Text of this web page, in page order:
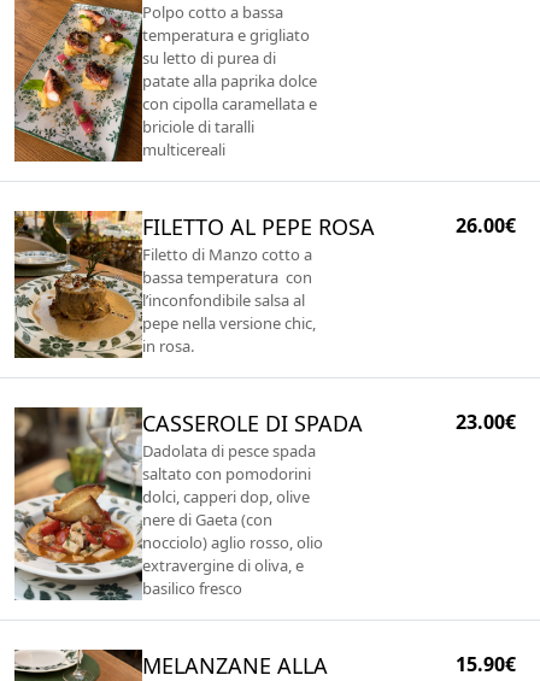
Polpo cotto a bassa
temperatura e grigliato
su letto di purea di
patate alla paprika dolce
con cipolla caramellata e
briciole di taralli
multicereali
FILETTO AL PEPE ROSA
Filetto di Manzo cotto a
bassa temperatura con
l’inconfondibile salsa al
pepe nella versione chic,
in rosa.
26.00€
CASSEROLE DI SPADA
Dadolata di pesce spada
saltato con pomodorini
dolci, capperi dop, olive
nere di Gaeta (con
nocciolo) aglio rosso, olio
extravergine di oliva, e
basilico fresco
23.00€
MELANZANE ALLA
15.90€